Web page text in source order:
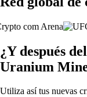
¿Y después
Uranium
Utiliza así tus nuevas